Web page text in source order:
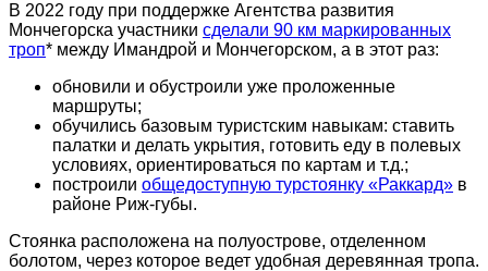
В 2022 году при поддержке Агентства развития
Мончегорска участники сделали 90 км маркированных
троп* между Имандрой и Мончегорском, а в этот раз:
обновили и обустроили уже проложенные
маршруты;
обучились базовым туристским навыкам: ставить
палатки и делать укрытия, готовить еду в полевых
условиях, ориентироваться по картам и т.д.;
построили общедоступную турстоянку «Раккард» в
районе Риж-губы.
Стоянка расположена на полуострове, отделенном
болотом, через которое ведет удобная деревянная тропа.